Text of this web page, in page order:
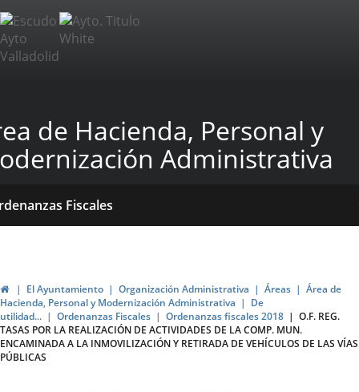
Jump to content
Portal
Web
Ayuntamiento
de
Valladolid
de Hacienda, Personal y
Administrativa
Fiscales
HomeEl Ayuntamiento Organización Administrativa Áreas
Área de
Hacienda, Personal y Modernización Administrativa
De
utilidad...
Ordenanzas Fiscales Ordenanzas fiscales 2018
O.F. REG.
TASAS POR LA REALIZACIÓN DE ACTIVIDADES DE LA COMP. MUN.
ENCAMINADA A LA INMOVILIZACIÓN Y RETIRADA DE VEHÍCULOS DE LAS VÍAS
PÚBLICAS